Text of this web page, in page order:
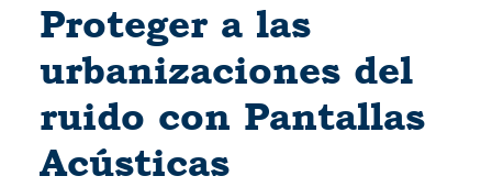
Proteger a las
urbanizaciones del
ruido con Pantallas
Acústicas